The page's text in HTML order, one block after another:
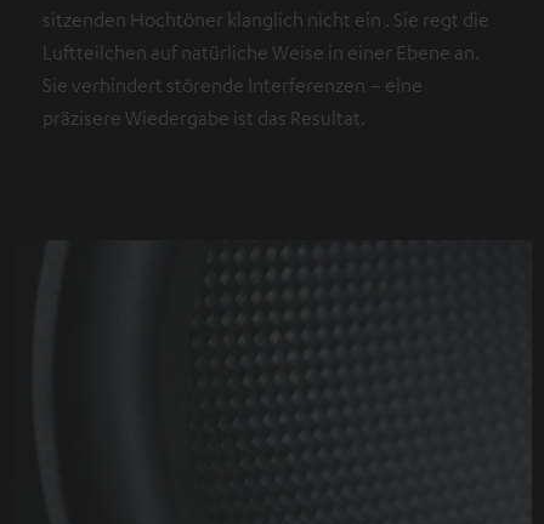
sitzenden Hochtöner klanglich nicht ein . Sie regt die
Luftteilchen auf natürliche Weise in einer Ebene an.
Sie verhindert störende Interferenzen – eine
präzisere Wiedergabe ist das Resultat.